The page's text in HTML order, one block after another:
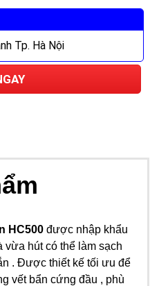
Tp. Hà Nội
HC500 được nhập khẩu
hút có thể làm sạch
. Được thiết kế tối ưu để
vết bẩn cứng đầu , phù